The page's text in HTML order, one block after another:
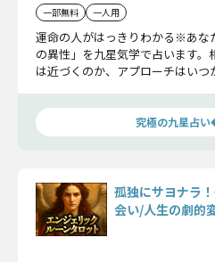
一部無料 一人用
運命の人がはっきりわかる※あな
の異性」を九星気学で占います
は近づくのか、アプローチはい
究極の九星占
孤独にサヨナラ
会い/人生の劇的